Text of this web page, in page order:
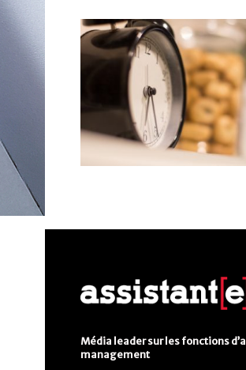
Média leader sur les fonctions
management